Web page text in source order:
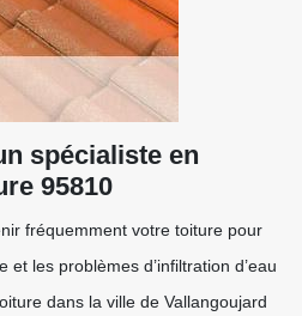
spécialiste en
95810
fréquemment votre toiture pour
les problèmes d’infiltration d’eau
dans la ville de Vallangoujard